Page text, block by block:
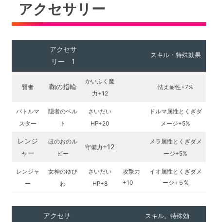
アクセサリー
アクセサ
リー 1
スキル・特殊効果
賢者 鞠の指輪
かいふく魔
力+12
怯え耐性+7%
バトルマ
スター
隠者のベル
ト
さいだい
HP+20
ドルマ属性とくぎダ
メージ+5%
レンジ
ャー
ほのおのル
ビー
守備力+12
メラ属性とくぎダメ
ージ+5%
レンジャ
ー
女神のゆび
わ
さいだい
HP+8
攻撃力
+10
イオ属性とくぎダメ
ージ+５%
アクセサ
スキル。特殊効